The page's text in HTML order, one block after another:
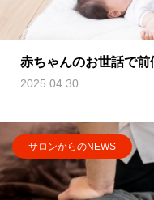
赤ちゃんのお世話で
2025.04.30
サロンからのNEWS